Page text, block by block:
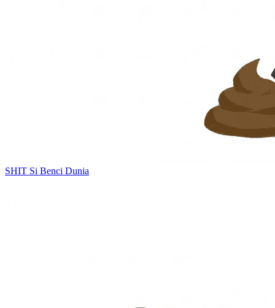
SHIT Si Benci Dunia